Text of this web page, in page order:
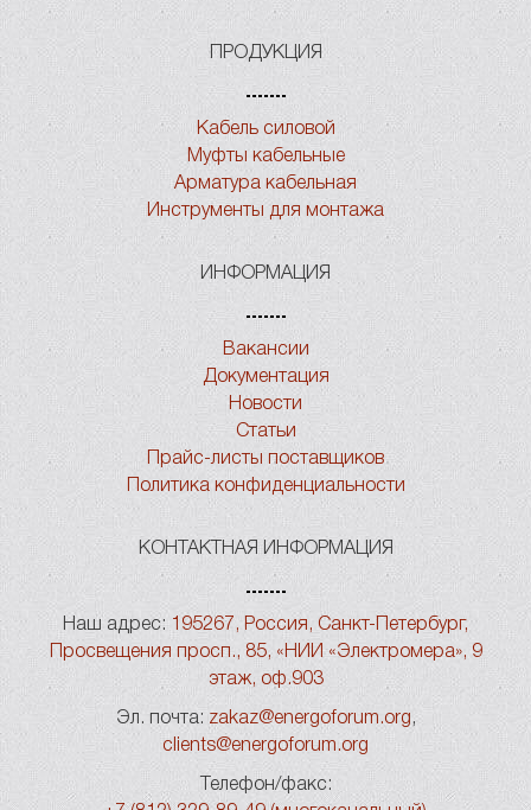
ПРОДУКЦИЯ
Кабель силовой
Муфты кабельные
Арматура кабельная
Инструменты для монтажа
ИНФОРМАЦИЯ
Вакансии
Документация
Новости
Статьи
Прайс-листы поставщиков
Политика конфиденциальности
КОНТАКТНАЯ ИНФОРМАЦИЯ
Наш адрес: 195267, Россия, Санкт-Петербург,
Просвещения просп., 85, «НИИ «Электромера», 9
этаж, оф.903
Эл. почта: zakaz@energoforum.org ,
clients@energoforum.org
Телефон/факс: